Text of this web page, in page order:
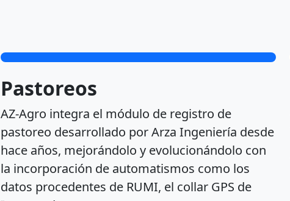
Pastoreos
AZ-Agro integra el módulo de registro de
pastoreo desarrollado por Arza Ingeniería desde
hace años, mejorándolo y evolucionándolo con
la incorporación de automatismos como los
datos procedentes de RUMI, el collar GPS de